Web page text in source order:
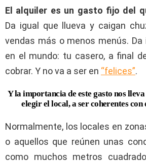
El alquiler es un gasto fijo del
Da igual que llueva y caigan
vendas más o menos menús. Da
en el mundo: tu casero, a final
cobrar. Y no va a ser en “felices”.
Y la importancia de este gasto nos
elegir el local, a ser coherentes con
Normalmente, los locales en
o aquellos que reúnen unas
como muchos metros